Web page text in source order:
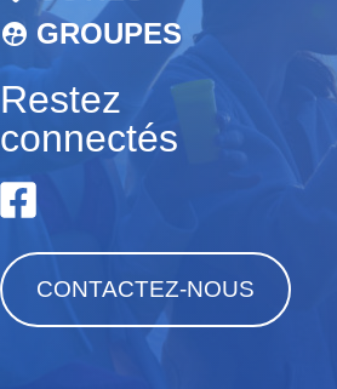
GROUPES
Restez
connectés
CONTACTEZ-NOUS